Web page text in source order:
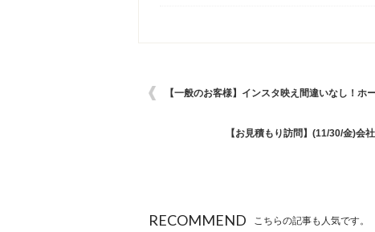
【一般のお客様】インスタ映え間違いなし！ホ
【お見積もり訪問】(11/30/金)会
RECOMMEND こちらの記事も人気です。